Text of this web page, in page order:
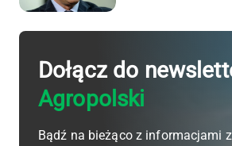
Dołącz do
Agropolski
Bądź na bieżąco z informacjami